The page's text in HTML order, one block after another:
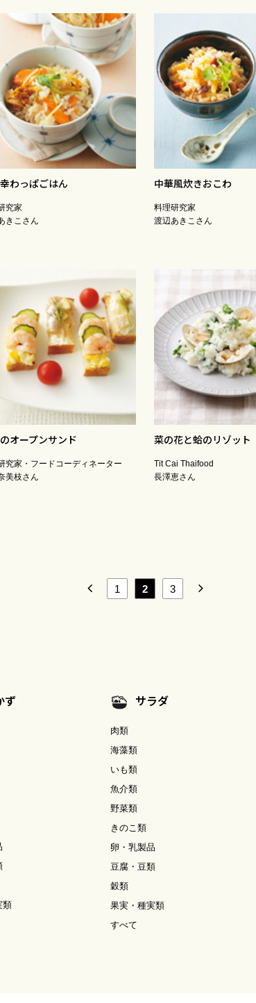
わっぱごはん
究家
きこさん
中華風炊きおこわ
料理研究家
渡辺あきこさん
オープンサンド
究家・フードコーディネーター
美枝さん
菜の花と蛤のリゾット
Tit Cai Thaifood
長澤恵さん
1 2 3
ず
類
サラダ
肉類
海藻類
いも類
魚介類
野菜類
きのこ類
卵・乳製品
豆腐・豆類
穀類
果実・種実類
すべて